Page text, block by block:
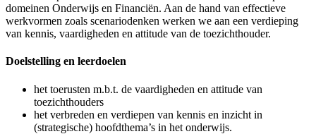
domeinen Onderwijs en Financiën. Aan de hand van effectieve
werkvormen zoals scenariodenken werken we aan een verdieping
van kennis, vaardigheden en attitude van de toezichthouder.
Doelstelling en leerdoelen
het toerusten m.b.t. de vaardigheden en attitude van
toezichthouders
het verbreden en verdiepen van kennis en inzicht in
(strategische) hoofdthema’s in het onderwijs.